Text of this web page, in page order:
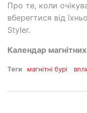
Про те, коли
вберегтися від
Styler.
Календар
Теги магнітні бурі